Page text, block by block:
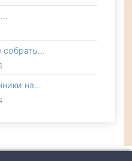
собрать…
на…